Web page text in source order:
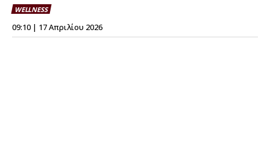
WELLNESS
09:10 | 17 Απριλίου 2026